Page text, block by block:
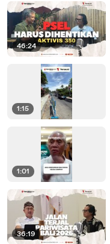
46:24
1:15
1:01
36:19